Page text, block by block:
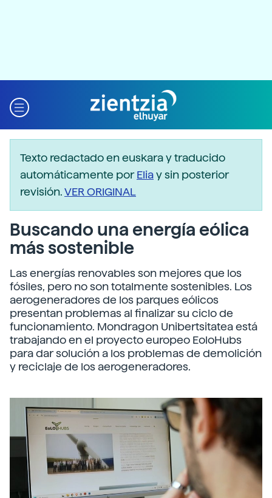
Texto redactado en euskara y traducido
automáticamente porEliay sin posterior
revisión.VER ORIGINAL
Buscando una energía eólica
más sostenible
Las energías renovables son mejores que los
fósiles, pero no son totalmente sostenibles. Los
aerogeneradores de los parques eólicos
presentan problemas al finalizar su ciclo de
funcionamiento. Mondragon Unibertsitatea está
trabajando en el proyecto europeo EoloHubs
para dar solución a los problemas de demolición
y reciclaje de los aerogeneradores.